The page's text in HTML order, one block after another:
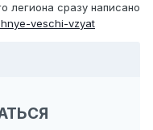
легиона сразу написано
veschi-vzyat